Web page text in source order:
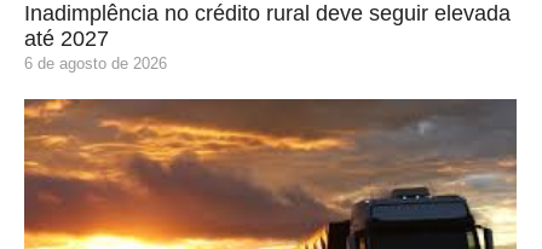
Inadimplência no crédito rural deve seguir elevada
até 2027
6 de agosto de 2026